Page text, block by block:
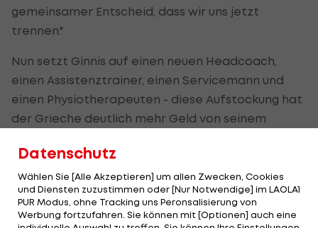
gemeinsamer Entscheid, dass wir uns jetzt
trennen."
Nun setzt Ginnis auf einen neuen Headcoach,
einen Assistenztrainer, einen Servicemann und
einen Physiotherapeuten - diese Aufstockung hat
der Grieche deutlich mehr Geld von seinem
einen großen Schritt in die richtige Richtung
bedeuten: Magnus Andersson war zuletzt
Cheftrainer der us-amerikanischen
Datenschutz
Wählen Sie [Alle Akzeptieren] um allen Zwecken, Cookies
und Diensten zuzustimmen oder [Nur Notwendige] im LAOLA1
PUR Modus, ohne Tracking uns Peronsalisierung von
Werbung fortzufahren. Sie können mit [Optionen] auch eine